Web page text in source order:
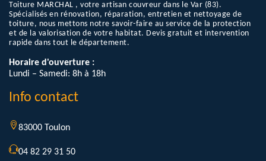
Toiture MARCHAL , votre artisan couvreur dans le Var (83).
Spécialisés en rénovation, réparation, entretien et nettoyage de
toiture, nous mettons notre savoir-faire au service de la protection
et de la valorisation de votre habitat. Devis gratuit et intervention
rapide dans tout le département.
Horaire d'ouverture :
Lundi – Samedi: 8h à 18h
Info contact
83000 Toulon
04 82 29 31 50